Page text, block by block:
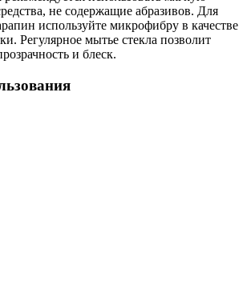
не содержащие абразивов. Для
используйте микрофибру в качестве
Регулярное мытье стекла позволит
и блеск.